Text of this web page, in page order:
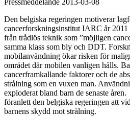
Den belgiska regeringen motiverar
cancerforskningsinstitut IARC år
från trådlös teknik som ”möjligen
samma klass som bly och DDT.
mobilanvändning ökar risken för
området där mobilen vanligen hålls.
cancerframkallande faktorer och de
strålning som en vuxen man.
exploderat bland barn de senaste
föranlett den belgiska regeringen att
barnens skydd mot strålning.